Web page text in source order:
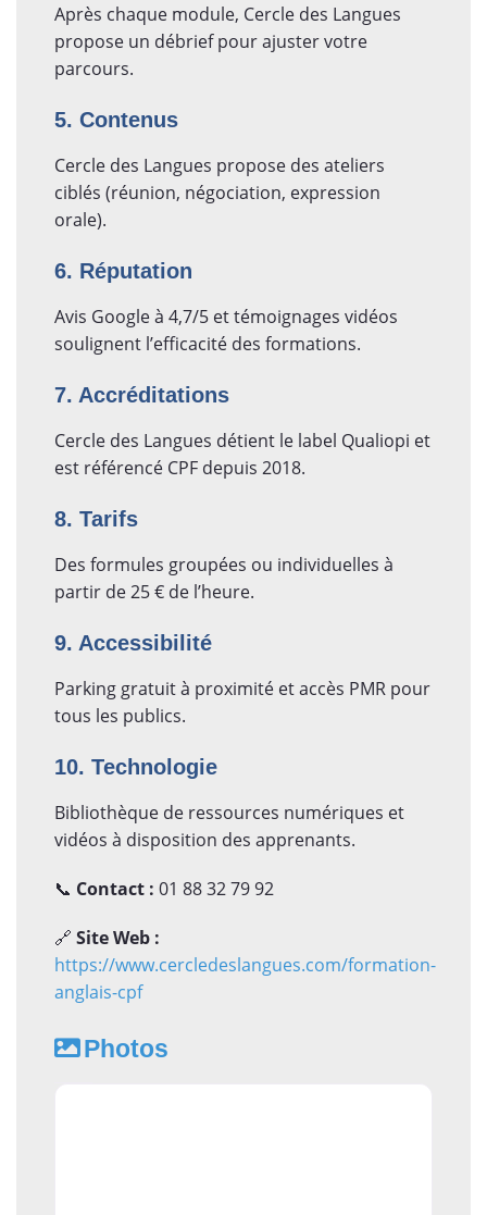
Après chaque module, Cercle des Langues
propose un débrief pour ajuster votre
parcours.
5. Contenus
Cercle des Langues propose des ateliers
ciblés (réunion, négociation, expression
orale).
6. Réputation
Avis Google à 4,7/5 et témoignages vidéos
soulignent l’efficacité des formations.
7. Accréditations
Cercle des Langues détient le label Qualiopi et
est référencé CPF depuis 2018.
8. Tarifs
Des formules groupées ou individuelles à
partir de 25 € de l’heure.
9. Accessibilité
Parking gratuit à proximité et accès PMR pour
tous les publics.
10. Technologie
Bibliothèque de ressources numériques et
vidéos à disposition des apprenants.
📞 Contact : 01 88 32 79 92
🔗 Site Web :
https://www.cercledeslangues.com/formation-
anglais-cpf
Photos